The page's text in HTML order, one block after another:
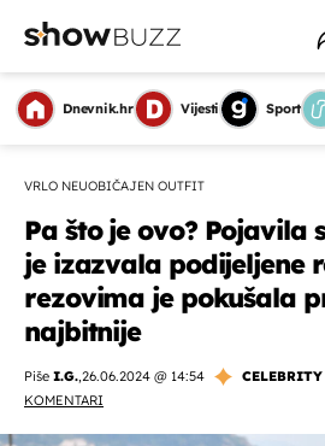
Dnevnik.hr Vijesti Sport
VRLO NEUOBIČAJEN OUTFIT
Pa što je ovo? Pojavila
je izazvala podijeljene
rezovima je pokušala
najbitnije
Piše I.G.,26.06.2024 @ 14:54
CELEBRITY
KOMENTARI